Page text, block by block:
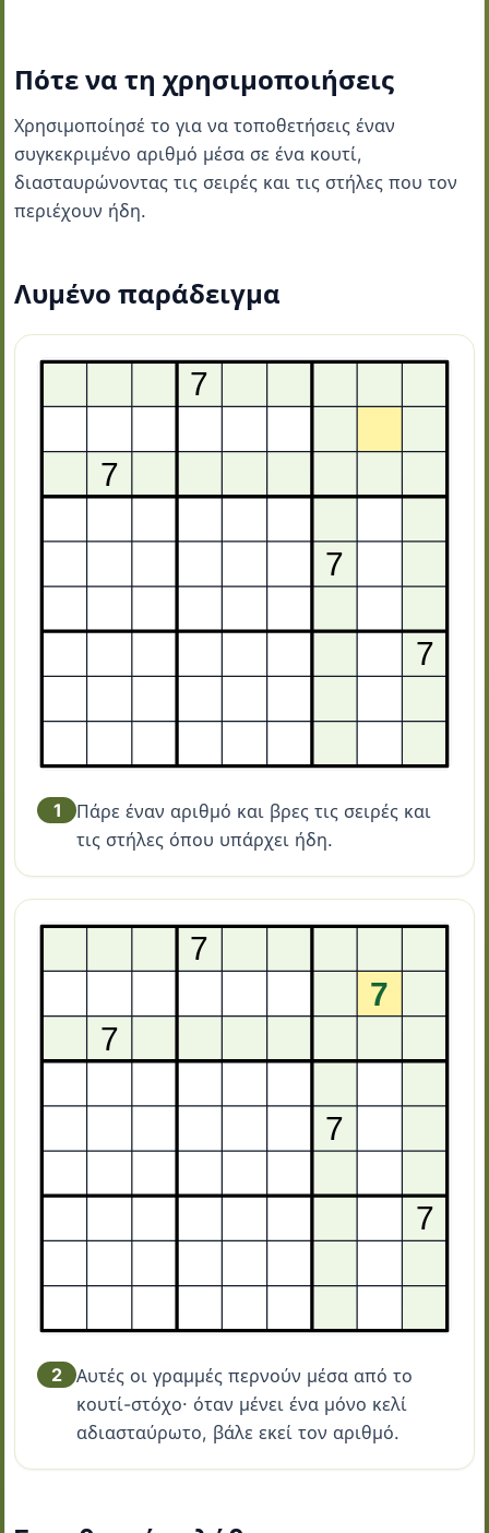
Πότε να τη χρησιμοποιήσεις
Χρησιμοποίησέ το για να τοποθετήσεις έναν
συγκεκριμένο αριθμό μέσα σε ένα κουτί,
διασταυρώνοντας τις σειρές και τις στήλες που τον
περιέχουν ήδη.
Λυμένο παράδειγμα
1
Πάρε έναν αριθμό και βρες τις σειρές και
τις στήλες όπου υπάρχει ήδη.
2
Αυτές οι γραμμές περνούν μέσα από το
κουτί-στόχο· όταν μένει ένα μόνο κελί
αδιασταύρωτο, βάλε εκεί τον αριθμό.